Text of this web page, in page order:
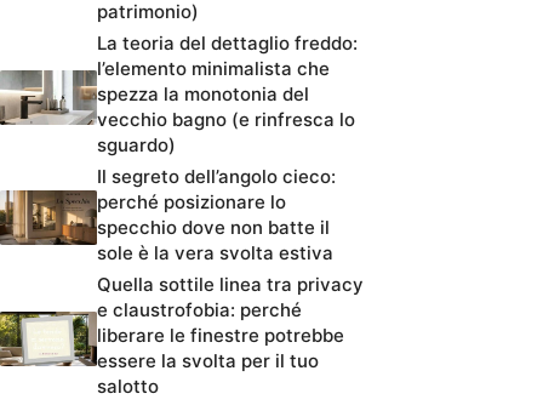
patrimonio)
La teoria del dettaglio freddo:
l’elemento minimalista che
spezza la monotonia del
vecchio bagno (e rinfresca lo
sguardo)
Il segreto dell’angolo cieco:
perché posizionare lo
specchio dove non batte il
sole è la vera svolta estiva
Quella sottile linea tra privacy
e claustrofobia: perché
liberare le finestre potrebbe
essere la svolta per il tuo
salotto